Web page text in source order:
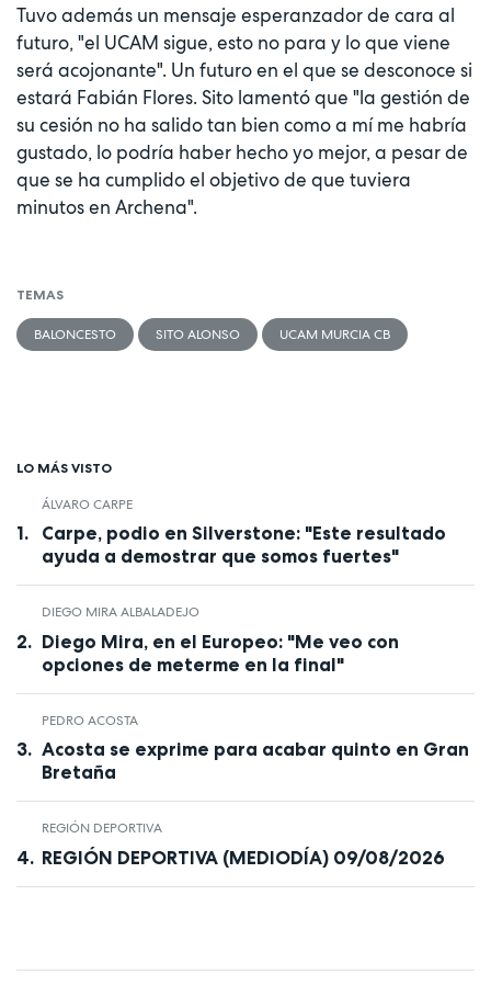
Tuvo además un mensaje esperanzador de cara al
futuro, "el UCAM sigue, esto no para y lo que viene
será acojonante". Un futuro en el que se desconoce si
estará Fabián Flores. Sito lamentó que "la gestión de
su cesión no ha salido tan bien como a mí me habría
gustado, lo podría haber hecho yo mejor, a pesar de
que se ha cumplido el objetivo de que tuviera
minutos en Archena".
TEMAS
BALONCESTO SITO ALONSO UCAM MURCIA CB
LO MÁS VISTO
ÁLVARO CARPE
Carpe, podio en Silverstone: "Este resultado
ayuda a demostrar que somos fuertes"
DIEGO MIRA ALBALADEJO
Diego Mira, en el Europeo: "Me veo con
opciones de meterme en la final"
PEDRO ACOSTA
Acosta se exprime para acabar quinto en Gran
Bretaña
REGIÓN DEPORTIVA
REGIÓN DEPORTIVA (MEDIODÍA) 09/08/2026